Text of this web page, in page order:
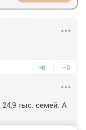
+0 –0
тыс. семей. А